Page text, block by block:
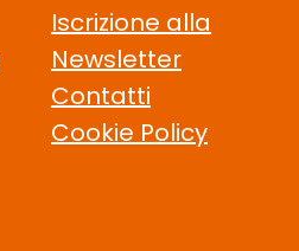
Iscrizione alla
Newsletter
Contatti
Cookie Policy